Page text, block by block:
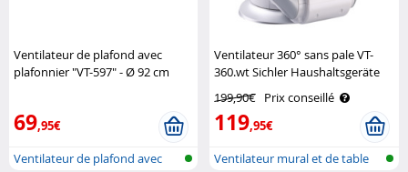
Ventilateur de plafond avec
plafonnier "VT-597" - Ø 92 cm
69,95€
Ventilateur de plafond avec
Ventilateur 360° sans pale VT-
360.wt Sichler Haushaltsgeräte
199,90€ Prix conseillé
119,95€
Ventilateur mural et de table